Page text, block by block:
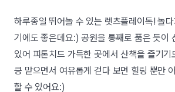
하루종일 뛰어놀 수 있는 렛츠플레이독! 놀
기에도 좋은데요:) 공원을 통째로 품은 듯이
있어 피톤치드 가득한 곳에서 산책을 즐기
킁 맡으면서 여유롭게 걷다 보면 힐링 뿐만
할 수 있어요:)